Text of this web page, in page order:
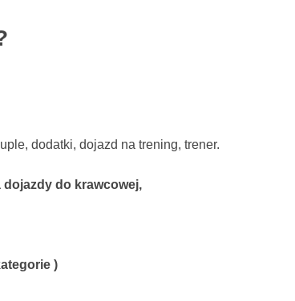
dodatki, dojazd na trening, trener.
dojazdy do krawcowej,
)